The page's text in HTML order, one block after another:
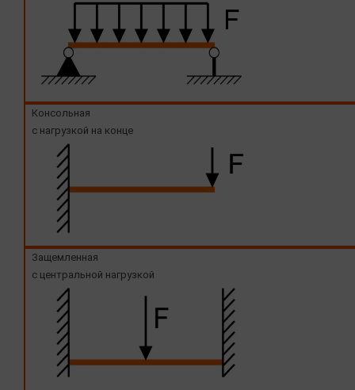
Консольная
с нагрузкой на конце
Защемленная
с центральной нагрузкой